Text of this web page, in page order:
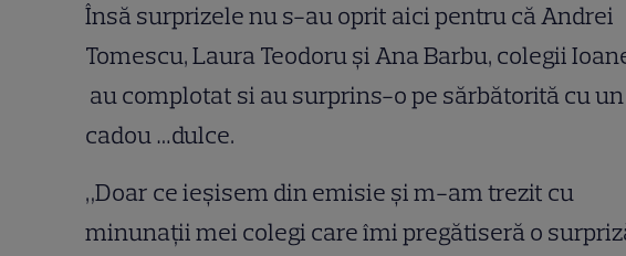
Însă surprizele nu s-au oprit aici pentru că Andrei
Tomescu, Laura Teodoru și Ana Barbu, colegii
au complotat si au surprins-o pe sărbătorită cu un
cadou …dulce.
„Doar ce ieșisem din emisie și m-am trezit cu
minunații mei colegi care îmi pregătiseră o